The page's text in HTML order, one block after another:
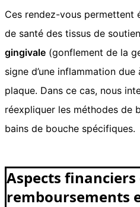
Ces rendez-vous permettent
de santé des tissus de
gingivale (gonflement de la
signe d’une inflammation
plaque. Dans ce cas, nous
réexpliquer les méthodes de
bains de bouche spécifiques.
Aspects financiers
remboursements